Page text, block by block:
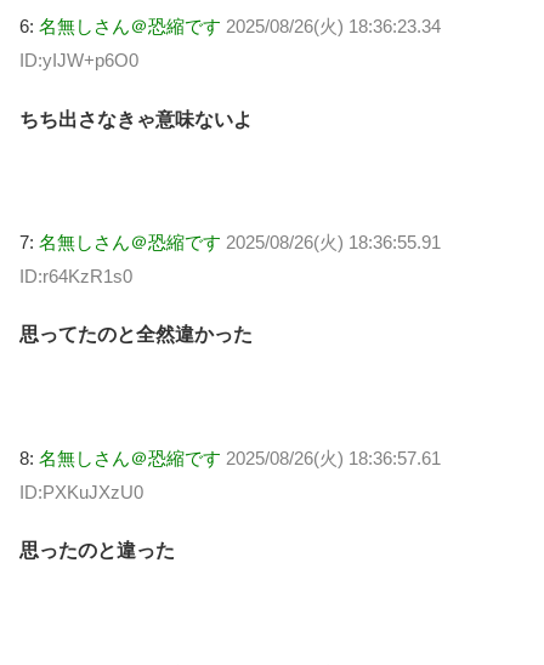
6: 名無しさん＠恐縮です 2025/08/26(火) 18:36:23.34
ID:yIJW+p6O0
ちち出さなきゃ意味ないよ
7: 名無しさん＠恐縮です 2025/08/26(火) 18:36:55.91
ID:r64KzR1s0
思ってたのと全然違かった
8: 名無しさん＠恐縮です 2025/08/26(火) 18:36:57.61
ID:PXKuJXzU0
思ったのと違った